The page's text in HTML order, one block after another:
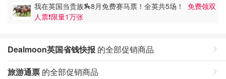
我在英国当贵族🏇8月免费赛马票！全英共5场！ 免费领双
人票❗️限量1万张
Dealmoon英国省钱快报 的全部促销商品
旅游通票 的全部促销商品